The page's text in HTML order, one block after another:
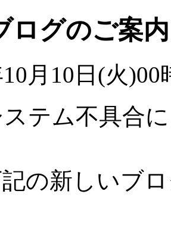
ログのご案内
月10日(火)00
テム不具合
の新しいブ